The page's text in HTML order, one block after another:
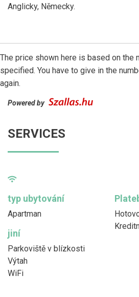
Anglicky, Německy.
The price shown here is based on the
specified. You have to give in the
again.
Powered by
SERVICES
typ ubytování
Apartman
jiní
Parkoviště v blízkosti
Výtah
WiFi